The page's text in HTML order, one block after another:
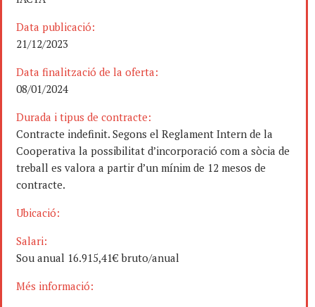
Data publicació:
21/12/2023
Data finalització de la oferta:
08/01/2024
Durada i tipus de contracte:
Contracte indefinit. Segons el Reglament Intern de la
Cooperativa la possibilitat d’incorporació com a sòcia de
treball es valora a partir d’un mínim de 12 mesos de
contracte.
Ubicació:
Salari:
Sou anual 16.915,41€ bruto/anual
Més informació: